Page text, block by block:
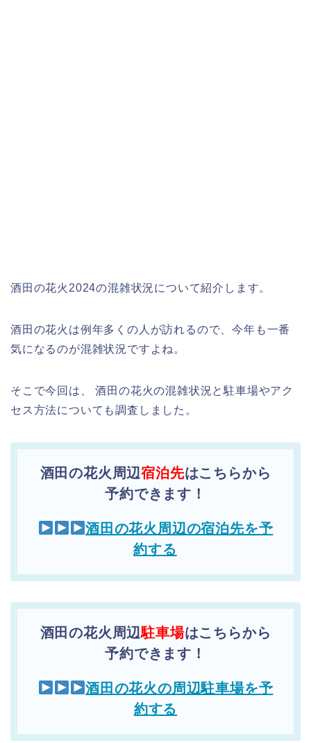
酒田の花火2024の混雑状況について紹介します。
酒田の花火は例年多くの人が訪れるので、今年も一番
気になるのが混雑状況ですよね。
そこで今回は、 酒田の花火の混雑状況と駐車場やアク
セス方法についても調査しました。
酒田の花火周辺宿泊先はこちらから
予約できます！
酒田の花火周辺の宿泊先を予
約する
酒田の花火周辺駐車場はこちらから
予約できます！
酒田の花火の周辺駐車場を予
約する